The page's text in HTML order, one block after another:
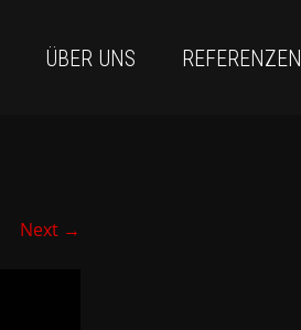
ÜBER UNS REFERENZEN
Next →